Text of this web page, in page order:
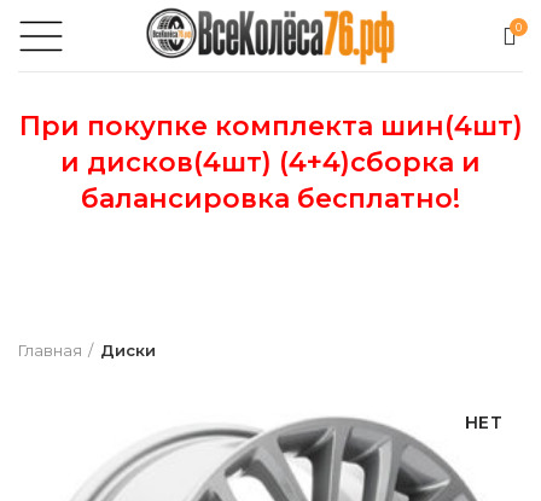
0
При покупке комплекта шин(4шт)
и дисков(4шт) (4+4)сборка и
балансировка бесплатно!
Главная Диски
НЕТ